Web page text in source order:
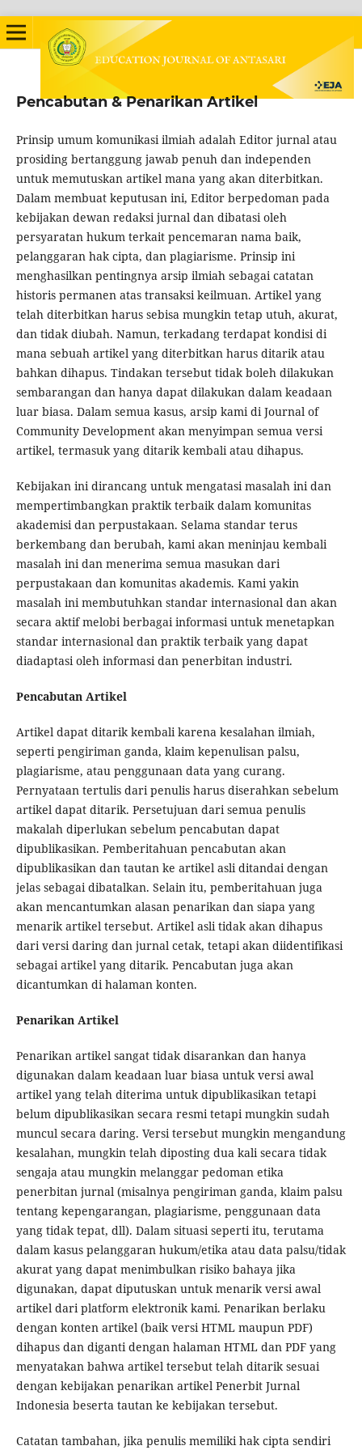
Pencabutan & Penarikan Artikel
Prinsip umum komunikasi ilmiah adalah Editor jurnal atau
prosiding bertanggung jawab penuh dan independen
untuk memutuskan artikel mana yang akan diterbitkan.
Dalam membuat keputusan ini, Editor berpedoman pada
kebijakan dewan redaksi jurnal dan dibatasi oleh
persyaratan hukum terkait pencemaran nama baik,
pelanggaran hak cipta, dan plagiarisme. Prinsip ini
menghasilkan pentingnya arsip ilmiah sebagai catatan
historis permanen atas transaksi keilmuan. Artikel yang
telah diterbitkan harus sebisa mungkin tetap utuh, akurat,
dan tidak diubah. Namun, terkadang terdapat kondisi di
mana sebuah artikel yang diterbitkan harus ditarik atau
bahkan dihapus. Tindakan tersebut tidak boleh dilakukan
sembarangan dan hanya dapat dilakukan dalam keadaan
luar biasa. Dalam semua kasus, arsip kami di Journal of
Community Development akan menyimpan semua versi
artikel, termasuk yang ditarik kembali atau dihapus.
Kebijakan ini dirancang untuk mengatasi masalah ini dan
mempertimbangkan praktik terbaik dalam komunitas
akademisi dan perpustakaan. Selama standar terus
berkembang dan berubah, kami akan meninjau kembali
masalah ini dan menerima semua masukan dari
perpustakaan dan komunitas akademis. Kami yakin
masalah ini membutuhkan standar internasional dan akan
secara aktif melobi berbagai informasi untuk menetapkan
standar internasional dan praktik terbaik yang dapat
diadaptasi oleh informasi dan penerbitan industri.
Pencabutan Artikel
Artikel dapat ditarik kembali karena kesalahan ilmiah,
seperti pengiriman ganda, klaim kepenulisan palsu,
plagiarisme, atau penggunaan data yang curang.
Pernyataan tertulis dari penulis harus diserahkan sebelum
artikel dapat ditarik. Persetujuan dari semua penulis
makalah diperlukan sebelum pencabutan dapat
dipublikasikan. Pemberitahuan pencabutan akan
dipublikasikan dan tautan ke artikel asli ditandai dengan
jelas sebagai dibatalkan. Selain itu, pemberitahuan juga
akan mencantumkan alasan penarikan dan siapa yang
menarik artikel tersebut. Artikel asli tidak akan dihapus
dari versi daring dan jurnal cetak, tetapi akan diidentifikasi
sebagai artikel yang ditarik. Pencabutan juga akan
dicantumkan di halaman konten.
Penarikan Artikel
Penarikan artikel sangat tidak disarankan dan hanya
digunakan dalam keadaan luar biasa untuk versi awal
artikel yang telah diterima untuk dipublikasikan tetapi
belum dipublikasikan secara resmi tetapi mungkin sudah
muncul secara daring. Versi tersebut mungkin mengandung
kesalahan, mungkin telah diposting dua kali secara tidak
sengaja atau mungkin melanggar pedoman etika
penerbitan jurnal (misalnya pengiriman ganda, klaim palsu
tentang kepengarangan, plagiarisme, penggunaan data
yang tidak tepat, dll). Dalam situasi seperti itu, terutama
dalam kasus pelanggaran hukum/etika atau data palsu/tidak
akurat yang dapat menimbulkan risiko bahaya jika
digunakan, dapat diputuskan untuk menarik versi awal
artikel dari platform elektronik kami. Penarikan berlaku
dengan konten artikel (baik versi HTML maupun PDF)
dihapus dan diganti dengan halaman HTML dan PDF yang
menyatakan bahwa artikel tersebut telah ditarik sesuai
dengan kebijakan penarikan artikel Penerbit Jurnal
Indonesia beserta tautan ke kebijakan tersebut.
Catatan tambahan, jika penulis memiliki hak cipta sendiri